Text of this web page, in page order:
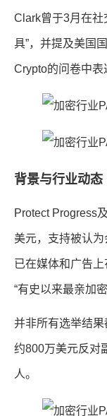
Clark曾于3月在社
具”，并提及美国
Crypto的问卷中
背景与行业动态
Protect Progress
美元，支持被认
已在媒体和广告
“有史以来最亲加
并非所有选举结
约800万美元反对
人。